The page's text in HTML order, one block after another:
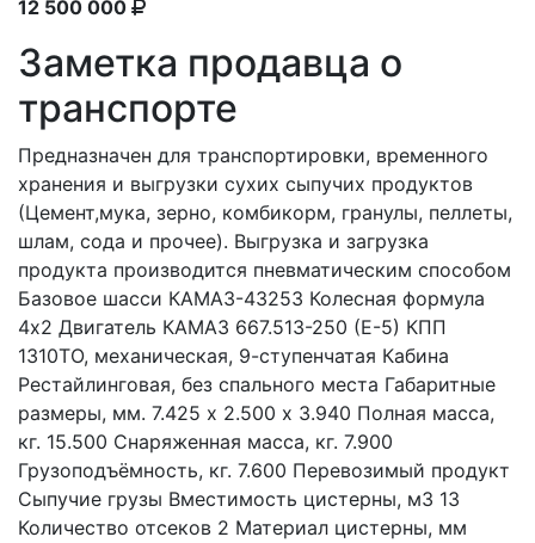
12 500 000
Заметка продавца о
транспорте
Предназначен для транспортировки, временного
хранения и выгрузки сухих сыпучих продуктов
(Цемент,мука, зерно, комбикорм, гранулы, пеллеты,
шлам, сода и прочее). Выгрузка и загрузка
продукта производится пневматическим способом
Базовое шасси КАМАЗ-43253 Колесная формула
4х2 Двигатель КАМАЗ 667.513-250 (Е-5) КПП
1310TO, механическая, 9-ступенчатая Кабина
Рестайлинговая, без спального места Габаритные
размеры, мм. 7.425 х 2.500 х 3.940 Полная масса,
кг. 15.500 Снаряженная масса, кг. 7.900
Грузоподъёмность, кг. 7.600 Перевозимый продукт
Сыпучие грузы Вместимость цистерны, м3 13
Количество отсеков 2 Материал цистерны, мм